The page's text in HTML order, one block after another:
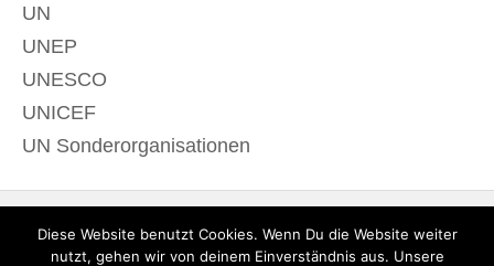
UN
UNEP
UNESCO
UNICEF
UN Sonderorganisationen
Diese Website benutzt Cookies. Wenn Du die Website weiter
nutzt, gehen wir von deinem Einverständnis aus. Unsere